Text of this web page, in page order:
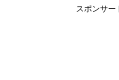
スポンサー